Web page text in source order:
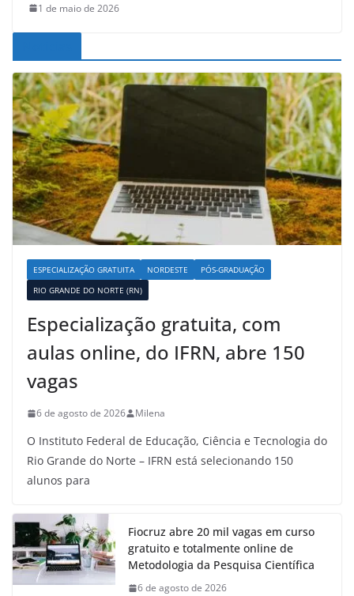
1 de maio de 2026
ESPECIALIZAÇÃO GRATUITA NORDESTE
PÓS-GRADUAÇÃO
RIO GRANDE DO NORTE (RN)
Especialização gratuita, com
aulas online, do IFRN, abre 150
vagas
6 de agosto de 2026 Milena
O Instituto Federal de Educação, Ciência e Tecnologia do
Rio Grande do Norte – IFRN está selecionando 150
alunos para
Fiocruz abre 20 mil vagas em curso
gratuito e totalmente online de
Metodologia da Pesquisa Científica
6 de agosto de 2026